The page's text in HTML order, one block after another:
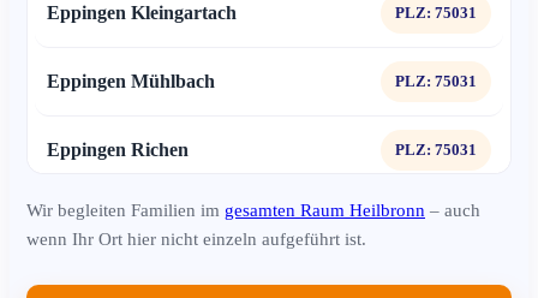
Eppingen Kleingartach PLZ: 75031
Eppingen Mühlbach PLZ: 75031
Eppingen Richen PLZ: 75031
Eppingen Rohrbach am Gießhübel PLZ: 75031
Gemmingen PLZ: 75050
Wir begleiten Familien im gesamten Raum Heilbronn – auch
wenn Ihr Ort hier nicht einzeln aufgeführt ist.